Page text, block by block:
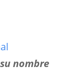
nombre